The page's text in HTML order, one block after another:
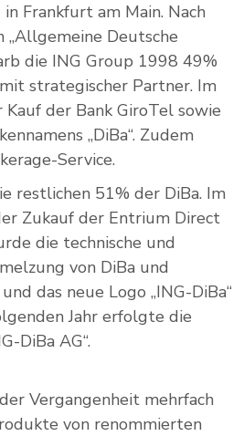
Frankfurt am Main. Nach
„Allgemeine Deutsche
die ING Group 1998 49%
strategischer Partner. Im
der Bank GiroTel sowie
„DiBa“. Zudem
Service.
restlichen 51% der DiBa. Im
Zukauf der Entrium Direct
die technische und
von DiBa und
das neue Logo „ING-DiBa“
Jahr erfolgte die
DiBa AG“.
Vergangenheit mehrfach
von renommierten